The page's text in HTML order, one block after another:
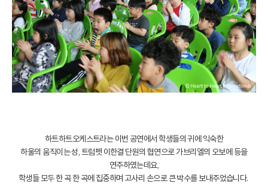
하트하트오케스트라는 이번 공연에서 학생들의 귀에 익숙한
하울의 움직이는 성, 트럼펫 이한결 단원의 협연으로 가브리엘의 오보에 등을
연주하였는데요,
학생들 모두 한 곡 한 곡에 집중하며 고사리 손으로 큰 박수를 보내주었습니다.